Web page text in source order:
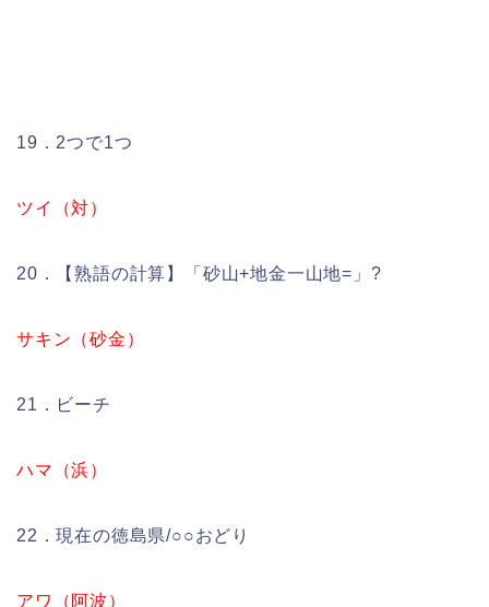
19．2つで1つ
ツイ（対）
20．【熟語の計算】「砂山+地金一山地=」?
サキン（砂金）
21．ビーチ
ハマ（浜）
22．現在の徳島県/○○おどり
アワ（阿波）